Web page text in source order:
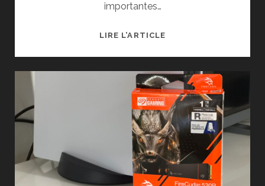
importantes…
LIRE L’ARTICLEQUE
PREMIER
QUAND
ON
VIENT
D’AVOIR
LA
SWITCH
2